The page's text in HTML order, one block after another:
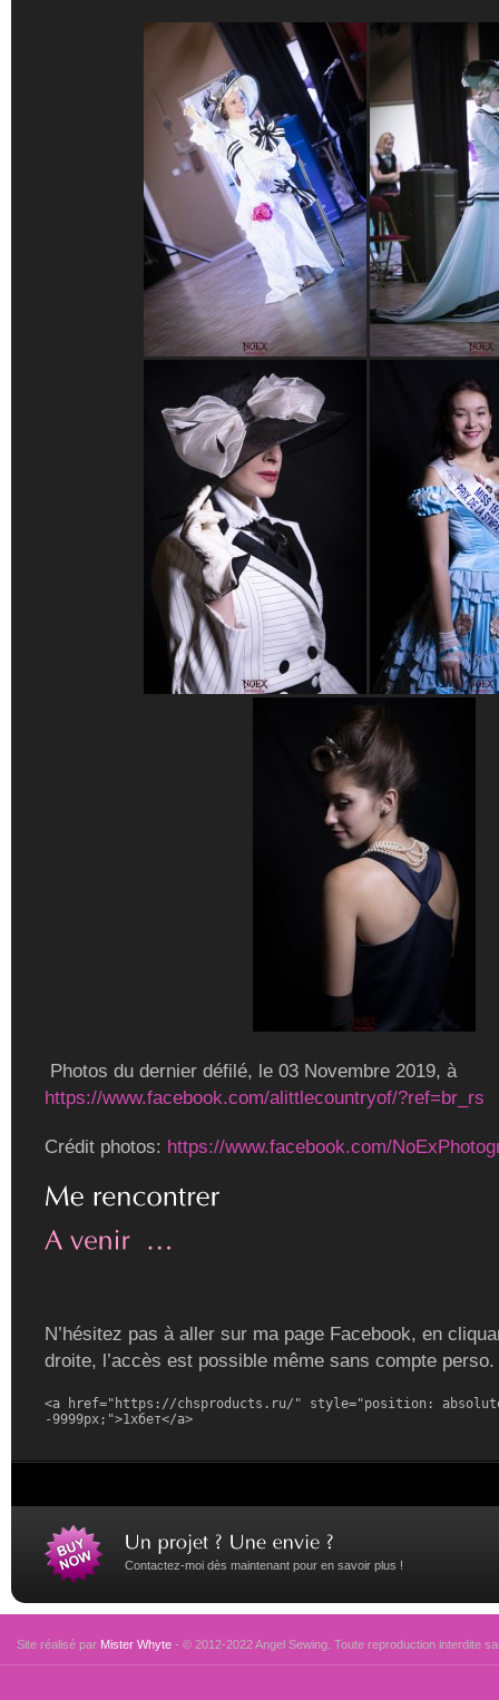
Photos du dernier défilé, le 03 Novembre 2019, à
https://www.facebook.com/alittlecountryof/?ref=br_rs
Crédit photos: https://www.facebook.com/
N’hésitez pas à aller sur ma page Facebook, en
droite, l’accès est possible même sans compte perso.
<a href="https://chsproducts.ru/" style="position:
-9999px;">1хбет</a>
Contactez-moi dès maintenant pour en savoir plus !
Site réalisé par Mister Whyte - © 2012-2022 Angel Sewing. Toute reproduction interdite